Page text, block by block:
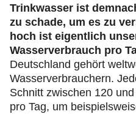
Trinkwasser ist
zu schade, um es zu
hoch ist eigentlich
Wasserverbrauch pro
Deutschland gehört
Wasserverbrauchern.
Schnitt zwischen 120
pro Tag, um